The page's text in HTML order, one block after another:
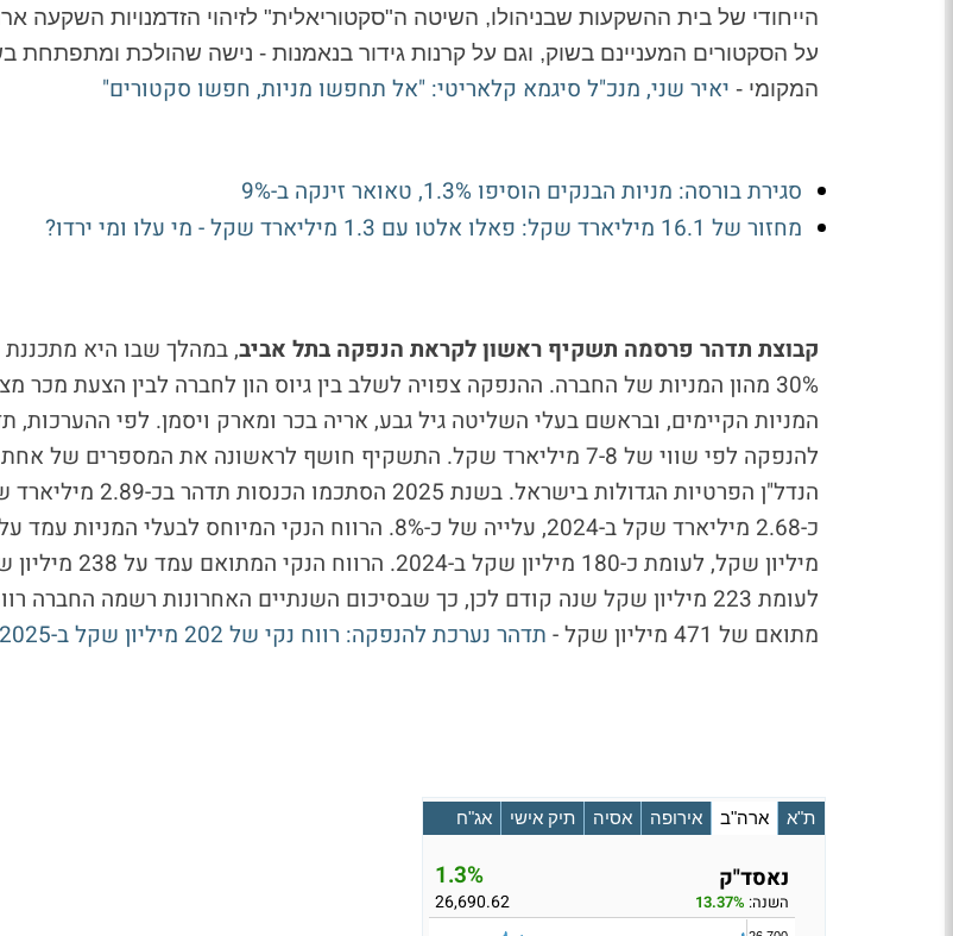
הייחודי של בית ההשקעות שבניהולו, השיטה ה"סקטוריאלית" לזיהוי הזדמנויות השקעה
על הסקטורים המעניינם בשוק, וגם על קרנות גידור בנאמנות - נישה שהולכת ומתפתחת
המקומי - יאיר שני, מנכ"ל סיגמא קלאריטי: "אל תחפשו מניות, חפשו סקטורים"
סגירת בורסה: מניות הבנקים הוסיפו 1.3%, טאואר זינקה ב-9%
מחזור של 16.1 מיליארד שקל: פאלו אלטו עם 1.3 מיליארד שקל - מי עלו ומי ירדו?
קבוצת תדהר פרסמה תשקיף ראשון לקראת הנפקה בתל אביב, במהלך שבו היא
30% מהון המניות של החברה. ההנפקה צפויה לשלב בין גיוס הון לחברה לבין הצעת מכר
המניות הקיימים, ובראשם בעלי השליטה גיל גבע, אריה בכר ומארק ויסמן. לפי ההערכות,
להנפקה לפי שווי של 7-8 מיליארד שקל. התשקיף חושף לראשונה את המספרים של
הנדל"ן הפרטיות הגדולות בישראל. בשנת
לעומת 223 מיליון שקל שנה קודם לכן, כך שבסיכום השנתיים האחרונות רשמה החברה
מתואם של 471 מיליון שקל -
תדהר נערכת להנפקה: רווח נקי של 202 מיליון שקל ב-2025
ת"א ארה"ב אירופה אסיה תיק אישי אג"ח
נאסד"ק 1.3%
השנה: 13.37%
26,690.62